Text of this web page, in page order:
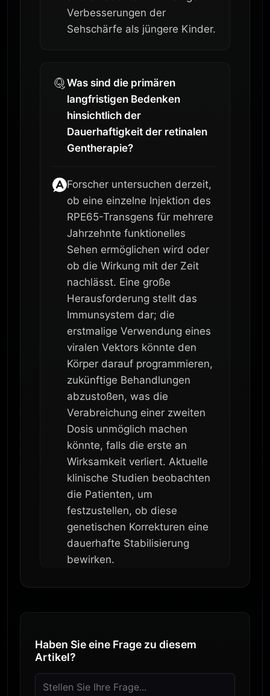
Verbesserungen der
Sehschärfe als jüngere Kinder.
Was sind die primären
langfristigen Bedenken
hinsichtlich der
Dauerhaftigkeit der retinalen
Gentherapie?
Forscher untersuchen derzeit,
ob eine einzelne Injektion des
RPE65-Transgens für mehrere
Jahrzehnte funktionelles
Sehen ermöglichen wird oder
ob die Wirkung mit der Zeit
nachlässt. Eine große
Herausforderung stellt das
Immunsystem dar; die
erstmalige Verwendung eines
viralen Vektors könnte den
Körper darauf programmieren,
zukünftige Behandlungen
abzustoßen, was die
Verabreichung einer zweiten
Dosis unmöglich machen
könnte, falls die erste an
Wirksamkeit verliert. Aktuelle
klinische Studien beobachten
die Patienten, um
festzustellen, ob diese
genetischen Korrekturen eine
dauerhafte Stabilisierung
bewirken.
Haben Sie eine Frage zu diesem
Artikel?